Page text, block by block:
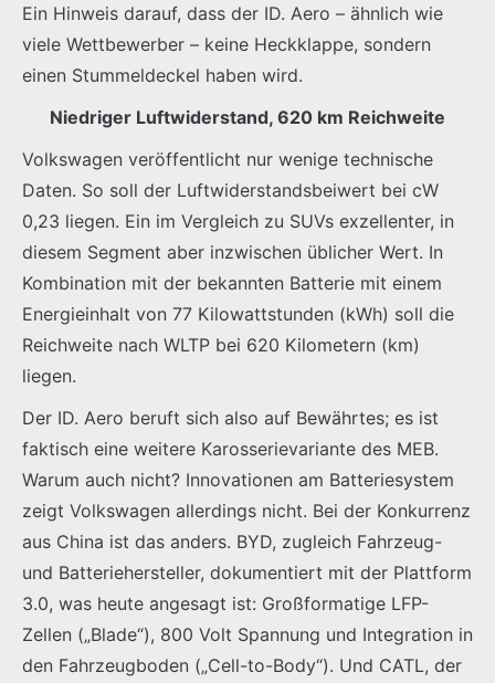
Ein Hinweis darauf, dass der ID. Aero – ähnlich wie
viele Wettbewerber – keine Heckklappe, sondern
einen Stummeldeckel haben wird.
Niedriger Luftwiderstand, 620 km Reichweite
Volkswagen veröffentlicht nur wenige technische
Daten. So soll der Luftwiderstandsbeiwert bei cW
0,23 liegen. Ein im Vergleich zu SUVs exzellenter, in
diesem Segment aber inzwischen üblicher Wert. In
Kombination mit der bekannten Batterie mit einem
Energieinhalt von 77 Kilowattstunden (kWh) soll die
Reichweite nach WLTP bei 620 Kilometern (km)
liegen.
Der ID. Aero beruft sich also auf Bewährtes; es ist
faktisch eine weitere Karosserievariante des MEB.
Warum auch nicht? Innovationen am Batteriesystem
zeigt Volkswagen allerdings nicht. Bei der Konkurrenz
aus China ist das anders. BYD, zugleich Fahrzeug-
und Batteriehersteller, dokumentiert mit der Plattform
3.0, was heute angesagt ist: Großformatige LFP-
Zellen („Blade“), 800 Volt Spannung und Integration in
den Fahrzeugboden („Cell-to-Body“). Und CATL, der